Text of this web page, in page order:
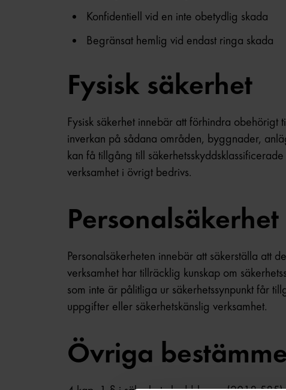
Konfidentiell vid en inte obetydlig skada
Begränsat hemlig vid endast ringa skada
Fysisk säkerhet
Fysisk säkerhet innebär att förhindra
inverkan på sådana områden, byggnader,
kan få tillgång till
verksamhet i övrigt bedrivs.
Personalsäkerhet
Personalsäkerheten innebär att säkerställa att
verksamhet har tillräcklig kunskap om
som inte är pålitliga ur säkerhetssynpunkt får
uppgifter eller säkerhetskänslig verksamhet.
Övriga